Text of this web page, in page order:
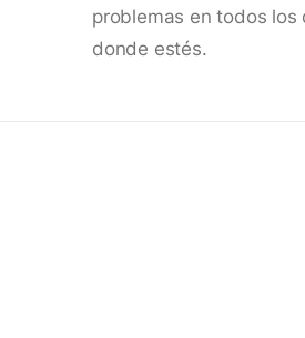
problemas en todos los
donde estés.